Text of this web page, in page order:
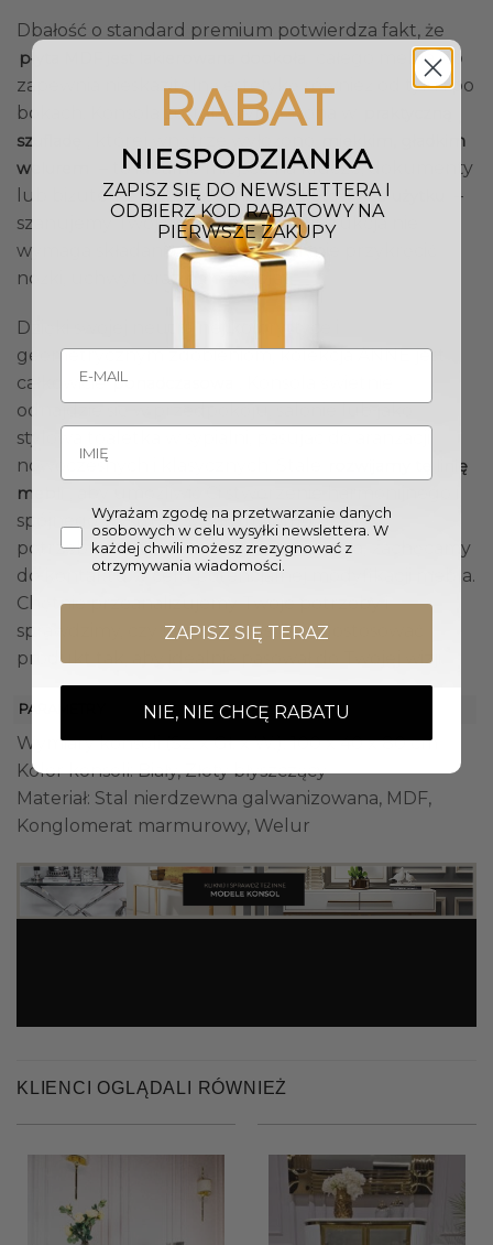
Dbałość o standard premium potwierdza fakt, że
płyta MDF jest lakierowana dookoła
całego mebla, co
zapewnia nieskazitelną estetykę również od tyłu i po
bokach. Konsola została wyposażona w
szufladę
miękkim, gładkim
welurem
– to idealne miejsce na klucze, dokumenty
lub biżuterię. Mebel jest niemalgotowy do użytku
–
szanujemy Twój czas, dlatego konstrukcja nie
wymaga składania: wystarczy jedynie przykręcić
nóżki, uchwyt oraz nałożyć blat.
Dzięki swojej neutralnej kolorystyce i
geometrycznym zdobieniom, kolekcja ANNE jest
całkowicieponadczasowa
odnajdzie się w przedpokoju, salonie lub jako
stylowa toaletka w sypialni, pasując do aranżacji
nowoczesnych i klasycznych. Stale
rozwijamy tę linię
mebli
spójnego wystroju w całym domu. Jeśli
potrzebujesz unikatowego rozwiązania, zachęcamy
do kontaktu w celu potencjalnej modyfikacji mebla.
Chętnie przeanalizujemy Twoje potrzeby i
sprawdzimy, czy jesteśmy w stanie dostosować
produkt tak, aby idealnie pasował do Twojej wizji.
PARAMETRY
Wymiary konsoli (Sz. x Gł. x W.): 100 x 40 x 80 cm
Kolor konsoli: Biały, Złoty błyszczący
Materiał: Stal nierdzewna galwanizowana, MDF,
Konglomerat marmurowy, Welur
KLIENCI OGLĄDALI RÓWNIEŻ
RABAT
NIESPODZIANKA
ZAPISZ SIĘ DO NEWSLETTERA I
ODBIERZ KOD RABATOWY NA
PIERWSZE ZAKUPY
Wyrażam zgodę na przetwarzanie danych
osobowych w celu wysyłki newslettera. W
każdej chwili możesz zrezygnować z
otrzymywania wiadomości.
ZAPISZ SIĘ TERAZ
NIE, NIE CHCĘ RABATU